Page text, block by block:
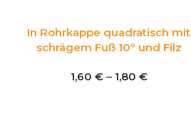
In Rohrkappe quadratisch mit
schrägem Fuß 10º und Filz
1,60 € – 1,80 €